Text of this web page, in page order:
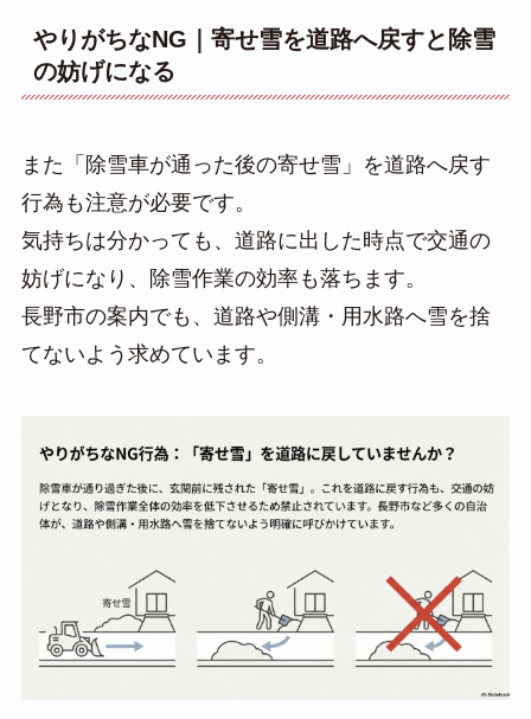
やりがちなNG｜寄せ雪を道路へ戻すと除雪
の妨げになる
また「除雪車が通った後の寄せ雪」を道路へ戻す
行為も注意が必要です。
気持ちは分かっても、道路に出した時点で交通の
妨げになり、除雪作業の効率も落ちます。
長野市の案内でも、道路や側溝・用水路へ雪を捨
てないよう求めています。